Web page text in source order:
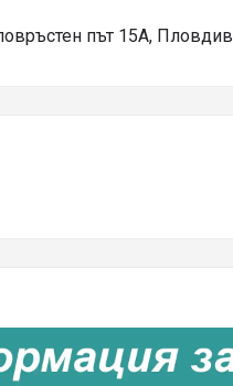
път 15А, Пловдив